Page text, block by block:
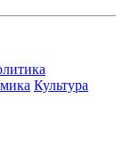
Культура